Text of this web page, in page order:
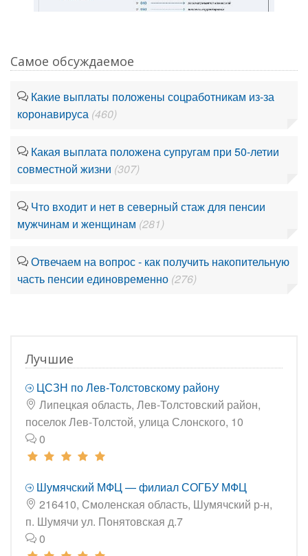
Самое обсуждаемое
Какие выплаты положены соцработникам из-за
коронавируса (460)
Какая выплата положена супругам при 50-летии
совместной жизни (307)
Что входит и нет в северный стаж для пенсии
мужчинам и женщинам (281)
Отвечаем на вопрос - как получить накопительную
часть пенсии единовременно (276)
Лучшие
ЦСЗН по Лев-Толстовскому району
Липецкая область, Лев-Толстовский район,
поселок Лев-Толстой, улица Слонского, 10
0
Шумячский МФЦ — филиал СОГБУ МФЦ
216410, Смоленская область, Шумячский р-н,
п. Шумячи ул. Понятовская д.7
0